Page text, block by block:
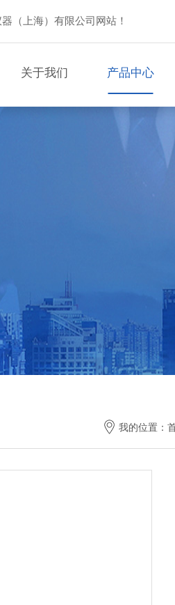
（上海）有限公司网站！
关于我们 产品中心
我的位置：